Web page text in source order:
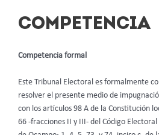
COMPETENCIA
Competencia formal
Este Tribunal Electoral es formalmente
resolver el presente medio de
con los artículos 98 A de la Constitución
66 -fracciones II y III- del Código